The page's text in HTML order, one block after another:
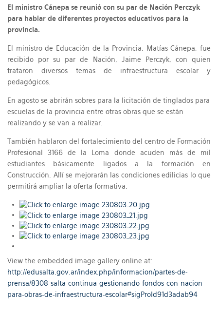
El ministro Cánepa se reunió con su par de Nación Perczyk
para hablar de diferentes proyectos educativos para la
provincia.
El ministro de Educación de la Provincia, Matías Cánepa, fue
recibido por su par de Nación, Jaime Perczyk, con quien
trataron diversos temas de infraestructura escolar y
pedagógicos.
En agosto se abrirán sobres para la licitación de tinglados para
escuelas de la provincia entre otras obras que se están
realizando y se van a realizar.
También hablaron del fortalecimiento del centro de Formación
Profesional 3166 de la Loma donde acuden más de mil
estudiantes básicamente ligados a la formación en
Construcción. Allí se mejorarán las condiciones edilicias lo que
permitirá ampliar la oferta formativa.
View the embedded image gallery online at:
http://edusalta.gov.ar/index.php/informacion/partes-de-
prensa/8308-salta-continua-gestionando-fondos-con-nacion-
para-obras-de-infraestructura-escolar#sigProId91d3adab94